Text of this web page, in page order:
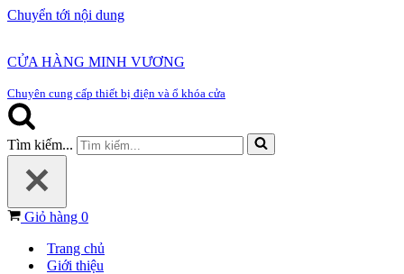
Chuyển tới nội dung
CỬA HÀNG MINH VƯƠNG
Chuyên cung cấp thiết bị điện và ổ khóa cửa
Tìm kiếm...
Giỏ hàng 0
Trang chủ
Giới thiệu